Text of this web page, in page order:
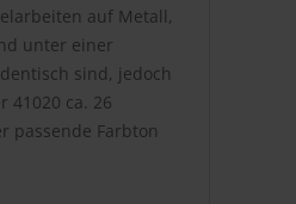
auf Metall,
unter einer
sind, jedoch
41020 ca. 26
passende Farbton